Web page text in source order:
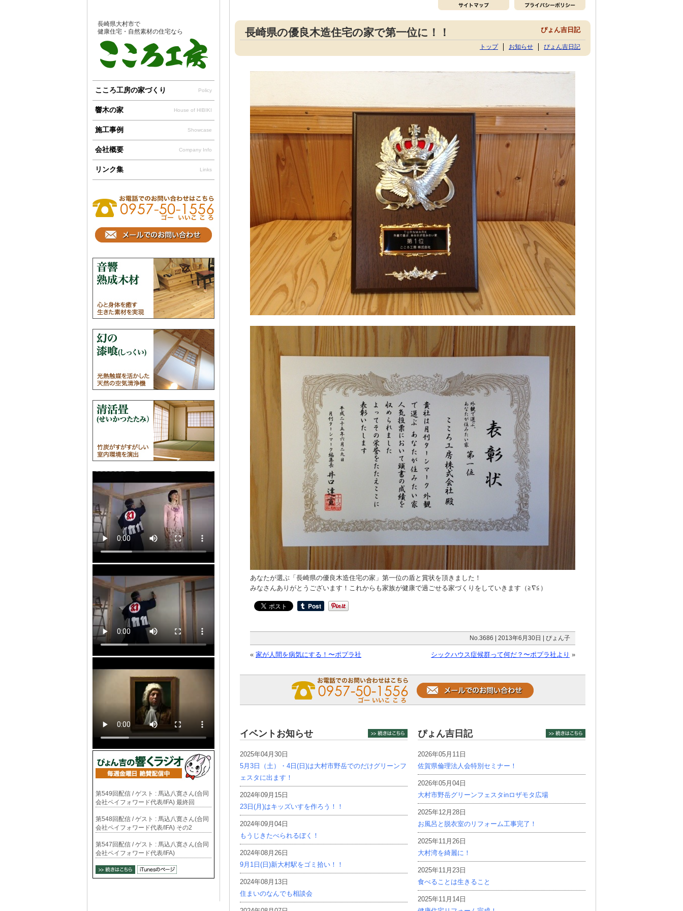
長崎県の優良木造住宅の家で第一位に！！ ぴょん吉日記
トップ お知らせ ぴょん吉日記
あなたが選ぶ「長崎県の優良木造住宅の家」第一位の盾と賞状を頂きました！
みなさんありがとうございます！これからも家族が健康で過ごせる家づくりをしていきます（≧∇≦）
No.3686 | 2013年6月30日 | ぴょん子
« 家が人間を病気にする！〜ポプラ社 シックハウス症候群って何だ？〜ポプラ社より »
イベントお知らせ
2025年04月30日
5月3日（土）・4日(日)は大村市野岳でのだけグリーンフ
ェスタに出ます！
2024年09月15日
23日(月)はキッズいすを作ろう！！
2024年09月04日
もうじきたべられるぼく！
2024年08月26日
9月1日(日)新大村駅をゴミ拾い！！
2024年08月13日
住まいのなんでも相談会
ぴょん吉日記
2026年05月11日
佐賀県倫理法人会特別セミナー！
2026年05月04日
大村市野岳グリーンフェスタinロザモタ広場
2025年12月28日
お風呂と脱衣室のリフォーム工事完了！
2025年11月26日
大村湾を綺麗に！
2025年11月23日
食べることは生きること
2025年11月14日
長崎県大村市で
健康住宅・自然素材の住宅なら
こころ工房の家づくり Policy
響木の家 House of HIBIKI
施工事例 Showcase
会社概要 Company Info
リンク集 Links
第549回配信 / ゲスト : 馬込八寛さん(合同
会社ペイフォワード代表/IFA) 最終回
第548回配信 / ゲスト : 馬込八寛さん(合同
会社ペイフォワード代表/IFA) その2
第547回配信 / ゲスト : 馬込八寛さん(合同
会社ペイフォワード代表/IFA)